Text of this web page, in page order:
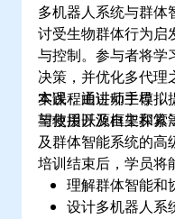
多机器人系统与群体
讨受生物群体行为启
与控制。参与者将学
决策，并优化多代理
实践，通过动手模拟
与救援以及自主探索
本课程由讲师主导，
望使用开源框架和算
及群体智能系统的高
培训结束后，学员将
理解群体智能和
设计多机器人系